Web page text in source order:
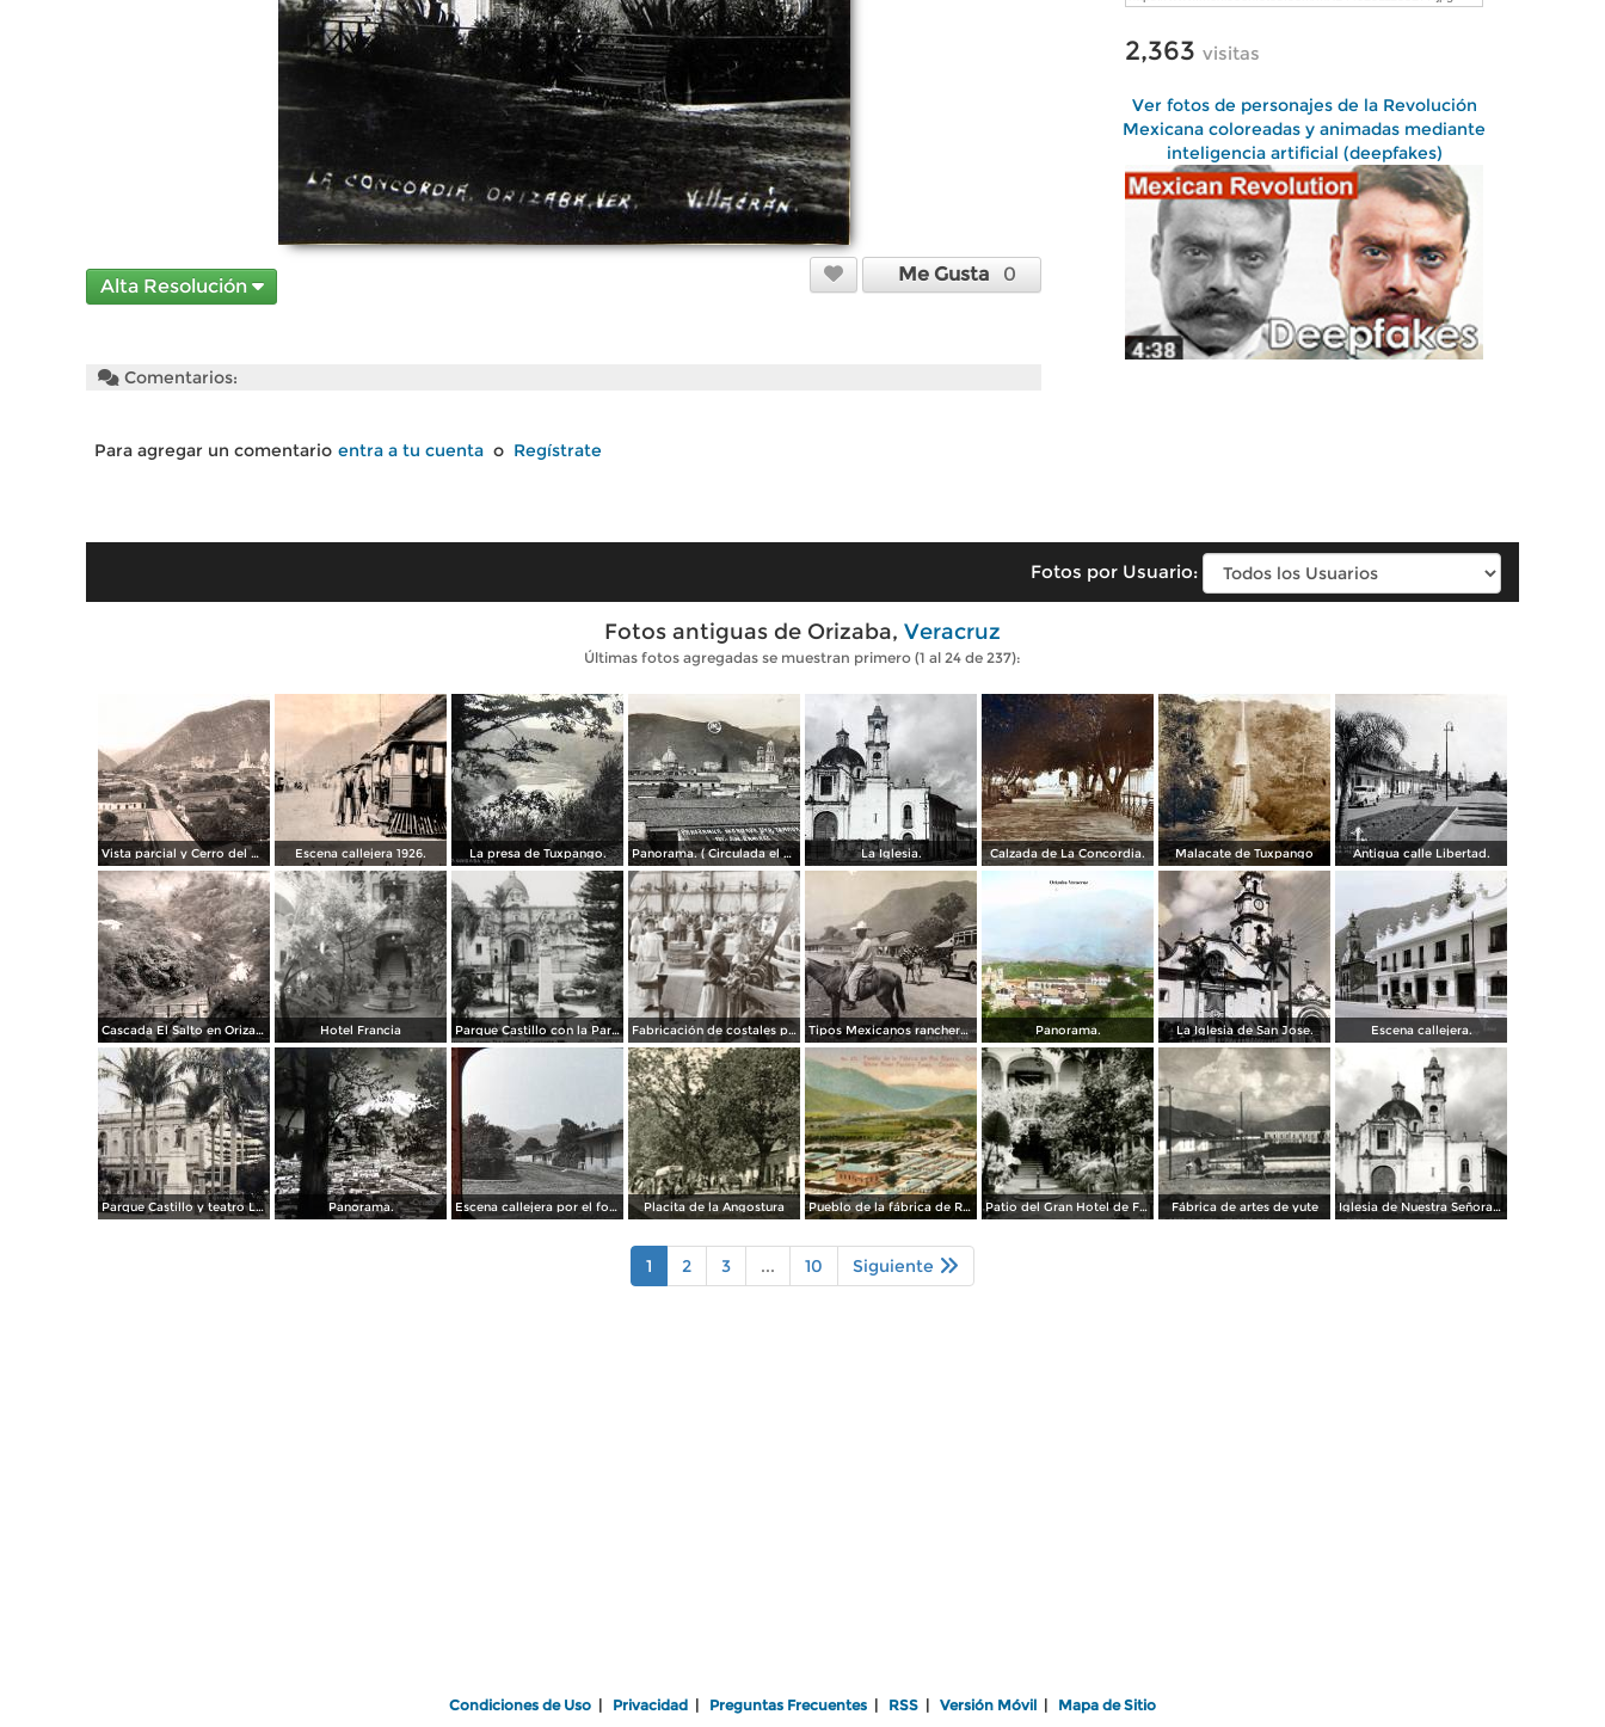
Alta Resolución
Me Gusta 0
Comentarios:
Para agregar un comentario entra a tu cuenta o Regístrate
2,363 visitas
Ver fotos de personajes de la Revolución
Mexicana coloreadas y animadas mediante
inteligencia artificial (deepfakes)
Fotos por Usuario:
Fotos antiguas de Orizaba, Veracruz
Últimas fotos agregadas se muestran primero (1 al 24 de 237):
Vista parcial y Cerro del Borrego Escena callejera 1926. La presa de Tuxpango. Panorama. ( Circulada el 3 de Noviembre de 1929 ). La Iglesia. Calzada de La Concordia. Malacate de Tuxpango Antigua calle Libertad.
Cascada El Salto en Orizaba, Veracruz por el Fotógrafo Hugo Brehme. Hotel Francia Parque Castillo con la Parroquia Fabricación de costales para café en la compañía Santa Getrudis Tipos Mexicanos ranchero motivo tipico.. Panorama. La Iglesia de San Jose. Escena callejera.
Parque Castillo y teatro Llave. Panorama. Escena callejera por el fotografo William H. Rau.. Placita de la Angostura Pueblo de la fábrica de Río Blanco Patio del Gran Hotel de Francia Fábrica de artes de yute Iglesia de Nuestra Señora de los Dolores
1 2 3 ... 10 Siguiente
Condiciones de Uso Privacidad Preguntas Frecuentes RSS Versión Móvil Mapa de Sitio